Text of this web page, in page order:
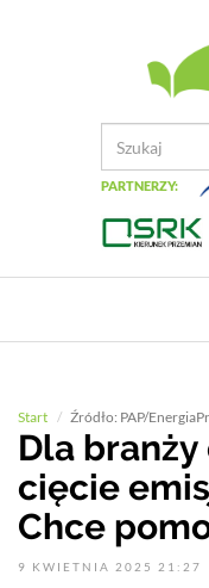
PARTNERZY:
Start Źródło: PAP/
Dla
cięcie
Chce
9 KWIETNIA 2025 21:27